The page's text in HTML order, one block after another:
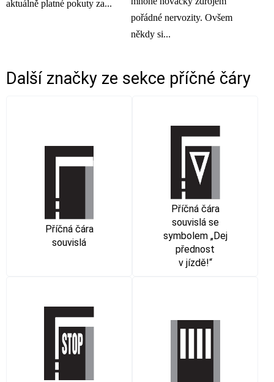
aktuálně platné pokuty za...
pořádné nervozity. Ovšem
někdy si...
Další značky ze sekce příčné čáry
Příčná čára
souvislá
Příčná čára
souvislá se
symbolem „Dej
přednost
v jízdě!“